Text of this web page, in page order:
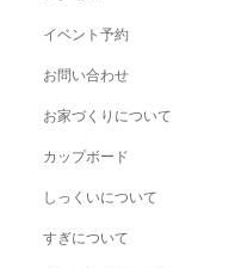
イベント予約
お問い合わせ
お家づくりについて
カップボード
しっくいについて
すぎについて